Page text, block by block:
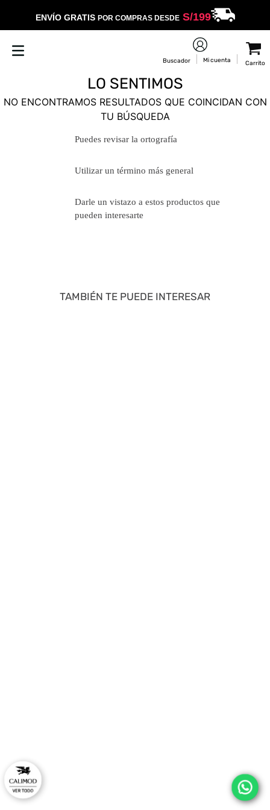
ENVÍO GRATIS POR COMPRAS DESDES/199
LO SENTIMOS
NO ENCONTRAMOS RESULTADOS QUE COINCIDAN CON
TU BÚSQUEDA
Puedes revisar la ortografía
Utilizar un término más general
Darle un vistazo a estos productos
que pueden interesarte
TAMBIÉN TE PUEDE INTERESAR